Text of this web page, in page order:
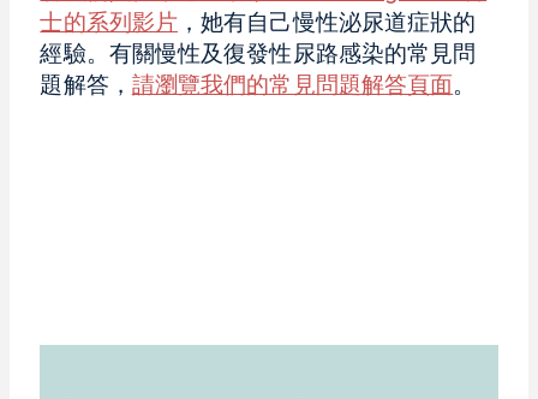
士的系列影片 ，她有自己慢性泌尿道症狀的
經驗。有關慢性及復發性尿路感染的常見問
題解答， 請瀏覽我們的常見問題解答頁面 。